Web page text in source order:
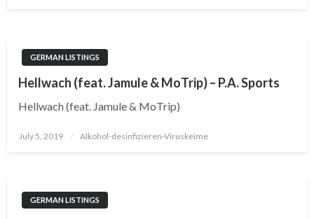
GERMAN LISTINGS
Hellwach (feat. Jamule & MoTrip) – P.A. Sports
Hellwach (feat. Jamule & MoTrip)
Posted
July 5, 2019 Alkohol-desinfizieren-Viruskeime
GERMAN LISTINGS